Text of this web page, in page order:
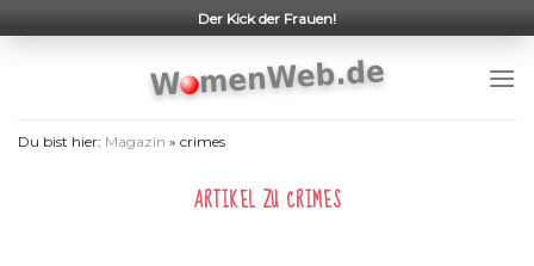
to
Der Kick der Frauen!
Du bist hier: Magazin » crimes
ARTIKEL ZU CRIMES